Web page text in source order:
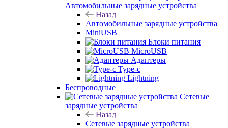
Автомобильные зарядные устройства
Назад
Автомобильные зарядные устройства
MiniUSB
Блоки питания
MicroUSB
Адаптеры
Type-c
Lightning
Беспроводные
Сетевые
зарядные устройства
Назад
Сетевые зарядные устройства